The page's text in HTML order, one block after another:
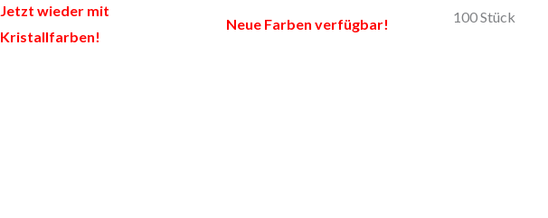
Jetzt wieder mit
Kristallfarben!
Neue Farben verfügbar!
100 Stück